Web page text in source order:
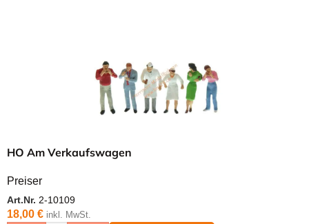
HO Am Verkaufswagen
Preiser
Art.Nr. 2-10109
18,00 € inkl. MwSt.